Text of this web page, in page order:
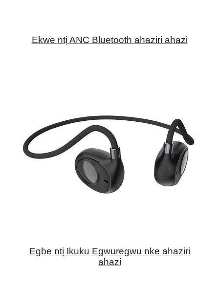
Ekwe ntị ANC Bluetooth ahaziri ahazi
Egbe ntị Ikuku Egwuregwu nke ahaziri
ahazi